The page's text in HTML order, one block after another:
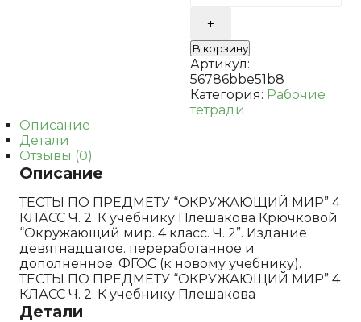
4
КЛ.
ПЛЕШАКОВ.
Ч.2.
ФГОС
В корзину
Артикул:
56786bbe51b8
Категория: Рабочие
тетради
Описание
Детали
Отзывы (0)
Описание
ТЕСТЫ ПО ПРЕДМЕТУ “ОКРУЖАЮЩИЙ МИР” 4
КЛАСС Ч. 2. К учебнику Плешакова Крючковой
“Окружающий мир. 4 класс. Ч. 2”. Издание
девятнадцатое. переработанное и
дополненное. ФГОС (к новому учебнику).
ТЕСТЫ ПО ПРЕДМЕТУ “ОКРУЖАЮЩИЙ МИР” 4
КЛАСС Ч. 2. К учебнику Плешакова
Детали